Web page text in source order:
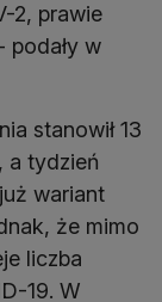
2, prawie
podały w
stanowił 13
a tydzień
wariant
że mimo
liczba
19. W